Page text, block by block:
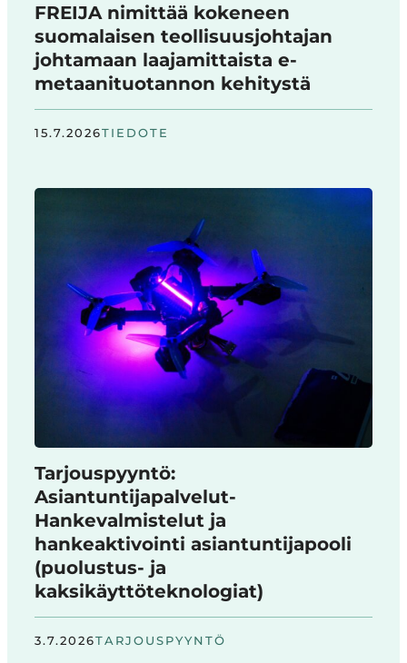
FREIJA nimittää kokeneen
suomalaisen teollisuusjohtajan
johtamaan laajamittaista e-
metaanituotannon kehitystä
15.7.2026TIEDOTE
Tarjouspyyntö:
Asiantuntijapalvelut-
Hankevalmistelut ja
hankeaktivointi asiantuntijapooli
(puolustus- ja
kaksikäyttöteknologiat)
3.7.2026TARJOUSPYYNTÖ